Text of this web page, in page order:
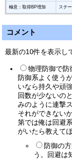
極意：取得BP増加 ステ
コメント
最新の10件を表示し
物理防御で防
防御系よく使う
いなら持久や頑
回数が少ないの
みのように連撃
それができない
第では俺は回避
がいたら教えて
防御の
う。回避は